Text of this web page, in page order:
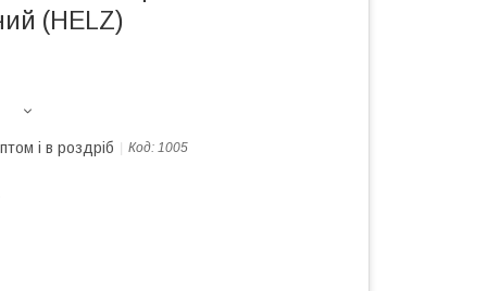
(HELZ)
і в роздріб Код: 1005